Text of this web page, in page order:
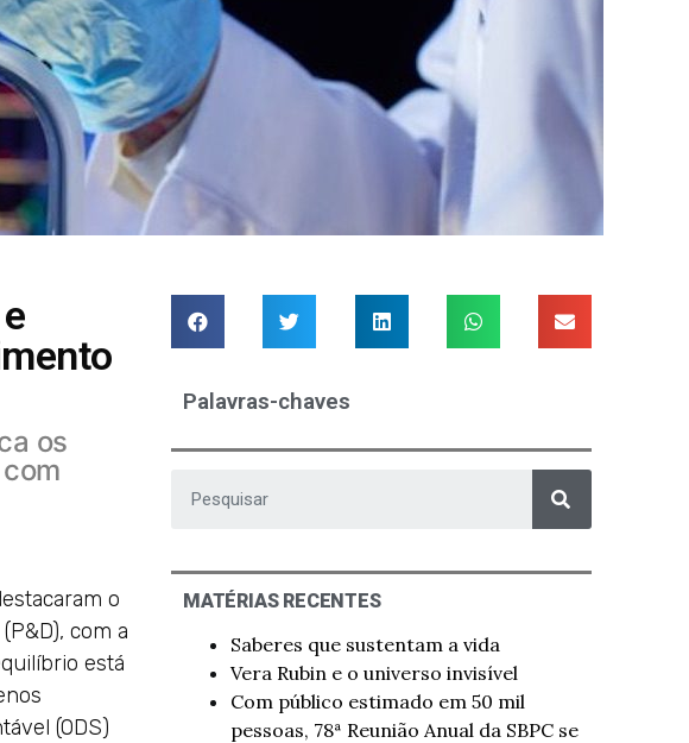
os
o
com a
está
(ODS)
Palavras-chaves
MATÉRIAS RECENTES
Saberes que sustentam a vida
Vera Rubin e o universo invisível
Com público estimado em 50 mil
pessoas, 78ª Reunião Anual da SBPC se